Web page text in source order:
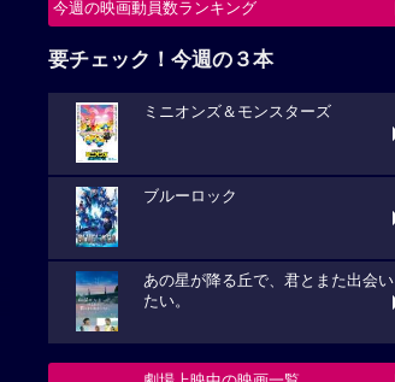
今週の映画動員数ランキング
要チェック！今週の３本
ミニオンズ＆モンスターズ
ブルーロック
あの星が降る丘で、君とまた出会い
たい。